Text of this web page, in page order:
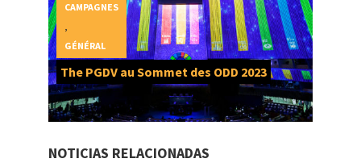
The PGDV au Sommet des ODD 2023
CAMPAGNES
,
GÉNÉRAL
NOTICIAS RELACIONADAS